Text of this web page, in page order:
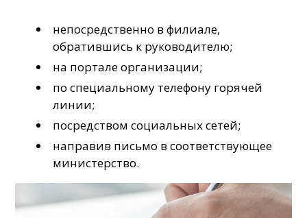
непосредственно в филиале,
обратившись к руководителю;
на портале организации;
по специальному телефону горячей
линии;
посредством социальных сетей;
направив письмо в соответствующее
министерство.